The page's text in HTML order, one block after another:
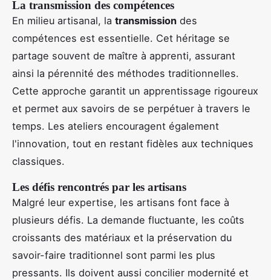
La transmission des compétences
En milieu artisanal, la transmission des
compétences est essentielle. Cet héritage se
partage souvent de maître à apprenti, assurant
ainsi la pérennité des méthodes traditionnelles.
Cette approche garantit un apprentissage rigoureux
et permet aux savoirs de se perpétuer à travers le
temps. Les ateliers encouragent également
l'innovation, tout en restant fidèles aux techniques
classiques.
Les défis rencontrés par les artisans
Malgré leur expertise, les artisans font face à
plusieurs défis. La demande fluctuante, les coûts
croissants des matériaux et la préservation du
savoir-faire traditionnel sont parmi les plus
pressants. Ils doivent aussi concilier modernité et